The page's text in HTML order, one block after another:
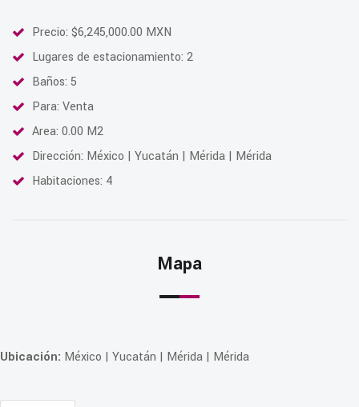
Precio: $6,245,000.00 MXN
Lugares de estacionamiento: 2
Baños: 5
Para: Venta
Area: 0.00 M2
Dirección: México | Yucatán | Mérida | Mérida
Habitaciones: 4
Mapa
Ubicación: México | Yucatán | Mérida | Mérida